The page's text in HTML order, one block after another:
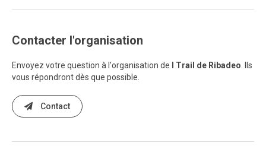
Contacter l'organisation
Envoyez votre question à l'organisation de I Trail de Ribadeo . Ils
vous répondront dès que possible.
Contact